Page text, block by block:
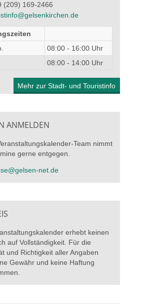
(209) 169-2466
08:00 - 16:00 Uhr
08:00 - 14:00 Uhr
Mehr zur Stadt- und Touristinfo
ANMELDEN
Team nimmt
gerne entgegen.
net.de
erhebt keinen
auf Vollständigkeit. Für die
und Richtigkeit aller Angaben
Gewähr und keine Haftung